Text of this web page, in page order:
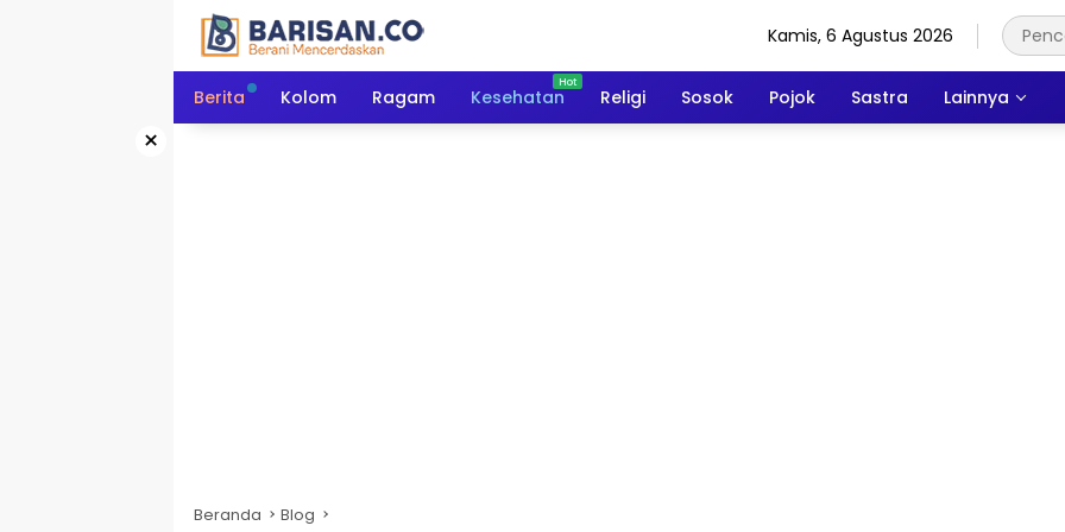
Kamis, 6 Agustus 2026
Berita Kolom Ragam Kesehatan Religi Sosok Pojok Sastra Lainnya
×
Beranda Blog